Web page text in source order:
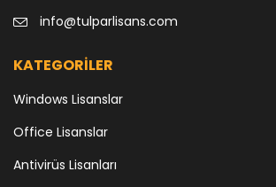
info@tulparlisans.com
KATEGORİLER
Windows Lisanslar
Office Lisanslar
Antivirüs Lisanları